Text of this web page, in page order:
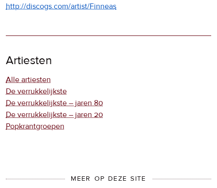
http://discogs.com/artist/Finneas
Artiesten
Alle artiesten
De verrukkelijkste
De verrukkelijkste – jaren 80
De verrukkelijkste – jaren 20
Popkrantgroepen
MEER OP DEZE SITE